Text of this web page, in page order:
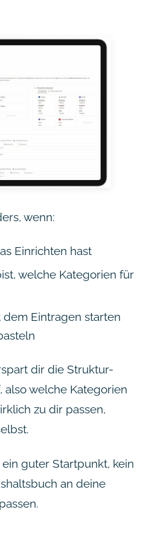
wenn:
Einrichten hast
welche Kategorien für
Eintragen starten
dir die Struktur-
also welche Kategorien
zu dir passen,
guter Startpunkt, kein
an deine